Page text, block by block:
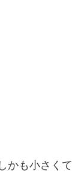
かも小さくて